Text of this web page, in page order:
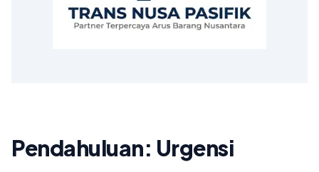
Pendahuluan: Urgensi